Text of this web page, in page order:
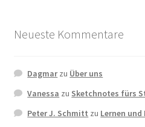
Neueste Kommentare
Dagmarzu Über uns
Vanessa zu Sketchnotes fürs
Peter J. Schmitt zu Lernen